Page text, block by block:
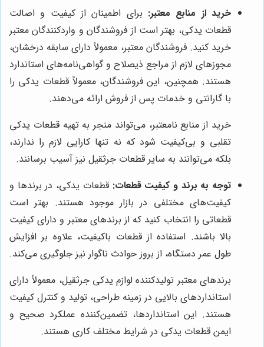
خرید از منابع معتبر: برای اطمینان از کیفیت و اصالت
قطعات یدکی، بهتر است از فروشندگان و واردکنندگان معتبر
خرید کنید. فروشندگان معتبر، معمولاً دارای سابقه درخشان،
مجوزهای لازم از مراجع ذیصلاح و گواهی‌نامه‌های استاندارد
هستند. همچنین، این فروشندگان، معمولاً قطعات یدکی را
با گارانتی و خدمات پس از فروش ارائه می‌دهند.
خرید از منابع نامعتبر، می‌تواند منجر به تهیه قطعات یدکی
تقلبی و بی‌کیفیت شود که نه تنها کارایی لازم را ندارند،
بلکه می‌توانند به سایر قطعات جرثقیل نیز آسیب برسانند.
توجه به برند و کیفیت قطعات: قطعات یدکی، در برندها و
کیفیت‌های مختلفی در بازار موجود هستند. بهتر است
قطعاتی را انتخاب کنید که از برندهای معتبر و دارای کیفیت
بالا باشند. استفاده از قطعات باکیفیت، علاوه بر افزایش
طول عمر دستگاه، از بروز حوادث ناگوار نیز جلوگیری می‌کند.
برندهای معتبر تولیدکننده لوازم یدکی جرثقیل، معمولاً دارای
استانداردهای بالایی در زمینه طراحی، تولید و کنترل کیفیت
هستند. این استانداردها، تضمین‌کننده عملکرد صحیح و
ایمن قطعات یدکی در شرایط مختلف کاری هستند.